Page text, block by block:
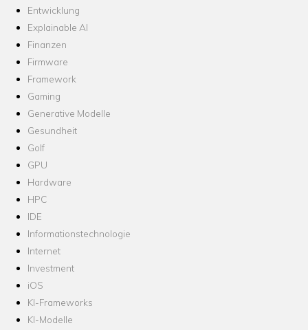
Entwicklung
Explainable AI
Finanzen
Firmware
Framework
Gaming
Generative Modelle
Gesundheit
Golf
GPU
Hardware
HPC
IDE
Informationstechnologie
Internet
Investment
iOS
KI-Frameworks
KI-Modelle